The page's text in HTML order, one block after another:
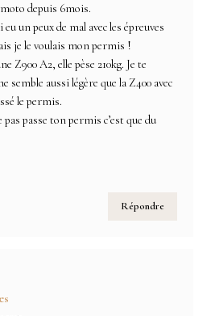
depuis 6mois.
eu un peux de mal avec les épreuves
je le voulais mon permis !
Z900 A2, elle pèse 210kg. Je te
semble aussi légère que la Z400 avec
le permis.
passe ton permis c’est que du
Répondre